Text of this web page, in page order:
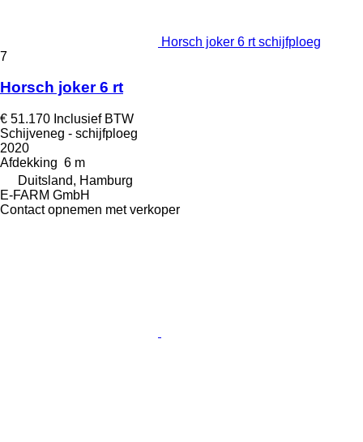
Horsch joker 6 rt schijfploeg
7
Horsch joker 6 rt
€ 51.170 Inclusief BTW
Schijveneg - schijfploeg
2020
Afdekking 6 m
Duitsland, Hamburg
E-FARM GmbH
Contact opnemen met verkoper